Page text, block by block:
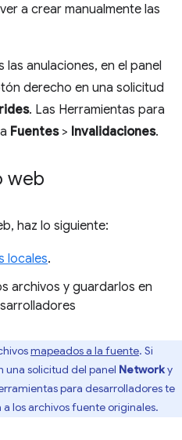
a crear manualmente las
anulaciones, en el panel
derecho en una solicitud
. Las Herramientas para
Fuentes> Invalidaciones.
web
haz lo siguiente:
locales.
archivos y guardarlos en
mapeados a la fuente. Si
una solicitud del panel Networky
para desarrolladores te
los archivos fuente originales.